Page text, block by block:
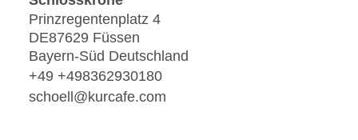
Prinzregentenplatz 4
DE87629 Füssen
Bayern-Süd Deutschland
+49 +498362930180
schoell@kurcafe.com